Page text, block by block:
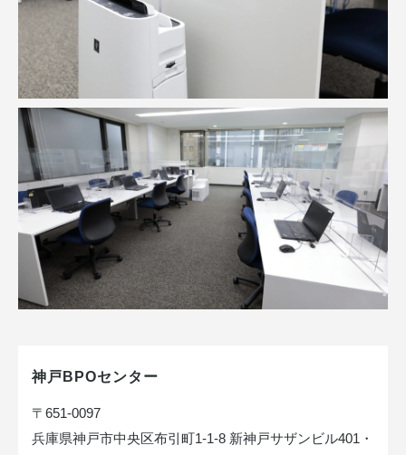
神戸BPOセンター
〒651-0097
兵庫県神戸市中央区布引町1-1-8 新神戸サザンビル401・